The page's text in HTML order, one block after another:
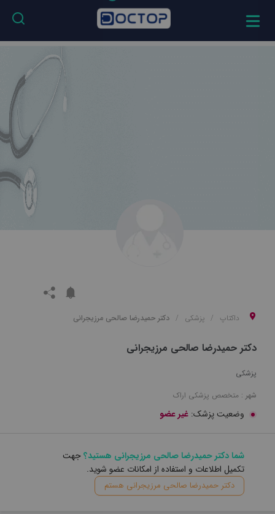
داکتاپ پزشکی دکتر حمیدرضا صالحی مرزیجرانی
دکتر حمیدرضا صالحی مرزیجرانی
پزشکی
شهر : متخصص پزشکی اراک
وضعیت پزشک: غیر عضو
شما دکتر حمیدرضا صالحی مرزیجرانی هستید؟جهت
تکمیل اطلاعات و استفاده از امکانات عضو شوید.
دکتر حمیدرضا صالحی مرزیجرانی هستم